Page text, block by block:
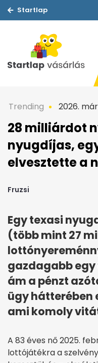
Startlap
Trending 2026.
28 milliárdot
nyugdíjas,
elvesztette a
Fruzsi
Egy texasi
(több mint 27
gazdagabb
ám a pénzt
ügy hátterében
ami komoly
A 83 éves nő 2025.
lottójátékra a